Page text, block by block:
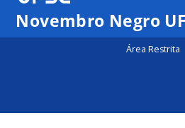
Novembro Negro
Área Restrita